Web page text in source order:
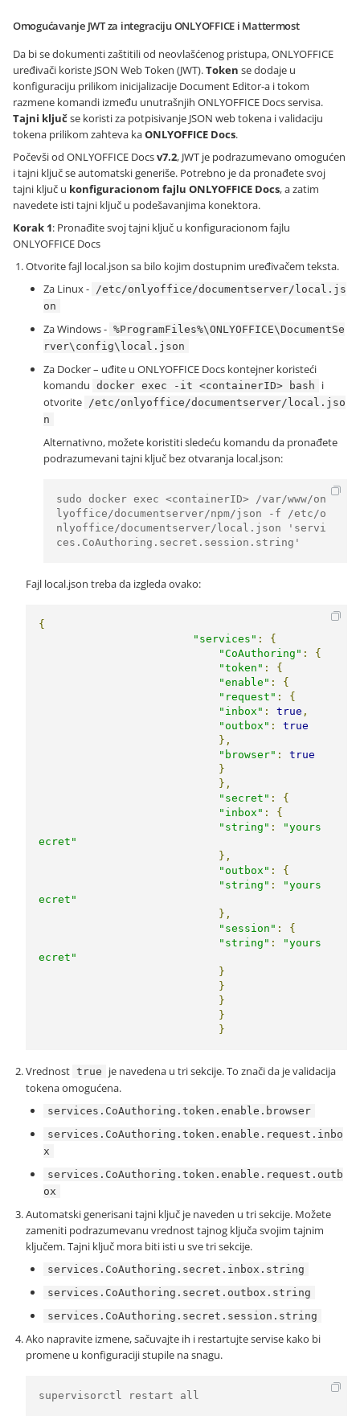
Omogućavanje JWT za integraciju ONLYOFFICE i Mattermost
Da bi se dokumenti zaštitili od neovlašćenog pristupa, ONLYOFFICE
uređivači koriste JSON Web Token (JWT).Token se dodaje u
konfiguraciju prilikom inicijalizacije Document Editor-a i tokom
razmene komandi između unutrašnjih ONLYOFFICE Docs servisa.
Tajni ključse koristi za potpisivanje JSON web tokena i validaciju
tokena prilikom zahteva kaONLYOFFICE Docs.
Počevši od ONLYOFFICE Docsv7.2, JWT je podrazumevano omogućen
i tajni ključ se automatski generiše. Potrebno je da pronađete svoj
tajni ključ u konfiguracionom fajlu ONLYOFFICE Docs, a zatim
navedete isti tajni ključ u podešavanjima konektora.
Korak 1: Pronađite svoj tajni ključ u konfiguracionom fajlu
ONLYOFFICE Docs
Otvorite fajl local.json sa bilo kojim dostupnim uređivačem teksta.
Za Linux -
/etc/onlyoffice/documentserver/local.js
on
Za Windows - %ProgramFiles%\ONLYOFFICE\DocumentSe
rver\config\local.json
Za Docker – uđite u ONLYOFFICE Docs kontejner koristeći
komandu docker exec -it <containerID> bash
i
otvorite
/etc/onlyoffice/documentserver/local.jso
n
Alternativno, možete koristiti sledeću komandu da pronađete
podrazumevani tajni ključ bez otvaranja local.json:
sudo docker exec <containerID> /var/www/on
lyoffice/documentserver/npm/json -f /etc/o
nlyoffice/documentserver/local.json 'servi
ces.CoAuthoring.secret.session.string'
Fajl local.json treba da izgleda ovako:
{
"services" :
{
"CoAuthoring" :
{
"token" :
{
"enable" :
{
"request" :
{
"inbox" : true ,
"outbox" :
true
},
"browser" :
true
}
},
"secret" :
{
"inbox" :
{
"string" :
"yours
ecret"
},
"outbox" :
{
"string" :
"yours
ecret"
},
"session" :
{
"string" :
"yours
ecret"
}
}
}
}
}
Vrednost true
je navedena u tri sekcije. To znači da je validacija
tokena omogućena.
services.CoAuthoring.token.enable.browser
services.CoAuthoring.token.enable.request.inbo
x
services.CoAuthoring.token.enable.request.outb
ox
Automatski generisani tajni ključ je naveden u tri sekcije. Možete
zameniti podrazumevanu vrednost tajnog ključa svojim tajnim
ključem. Tajni ključ mora biti isti u sve tri sekcije.
services.CoAuthoring.secret.inbox.string
services.CoAuthoring.secret.outbox.string
services.CoAuthoring.secret.session.string
Ako napravite izmene, sačuvajte ih i restartujte servise kako bi
promene u konfiguraciji stupile na snagu.
supervisorctl restart all